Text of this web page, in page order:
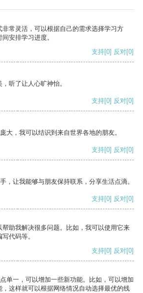
常灵活，可以根据自己的需求选择学习方
安排学习进度。
支持[0] 反对[0]
听了让人心旷神怡。
支持[0] 反对[0]
大，我可以结识到来自世界各地的朋友。
支持[0] 反对[0]
，让我能够与朋友保持联系，分享生活点滴。
支持[0] 反对[0]
助我解决很多问题。比如，我可以使用它来
代码等。
支持[0] 反对[0]
单一，可以增加一些新功能。比如，可以增加
这样就可以根据网络情况自动选择最优的线